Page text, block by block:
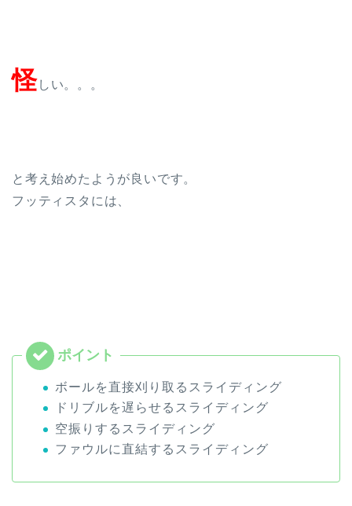
怪しい。。。
と考え始めたようが良いです。
フッティスタには、
ボールを直接刈り取るスライディング
ドリブルを遅らせるスライディング
空振りするスライディング
ファウルに直結するスライディング